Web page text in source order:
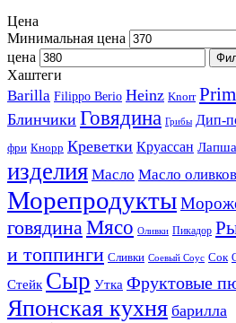
Цена
Минимальная цена
цена
Хаштеги
Barilla Filippo Berio Heinz Knorr
Блинчики Говядина Грибы Дип-
фри Кнорр Креветки Круассан Лапша
изделия Масло Масло
Морепродукты
говядинаМясо Оливки Пикадор
и топпинги Сливки Соевый Соус Сок
Стейк Сыр Утка Фруктовые
Японская кухня барилла